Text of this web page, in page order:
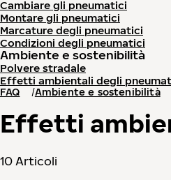
Cambiare gli pneumatici
Montare gli pneumatici
Marcature degli pneumatici
Condizioni degli pneumatici
Ambiente e sostenibilità
Polvere stradale
Effetti ambientali degli
FAQ Ambiente e sostenibilità
Effetti
10 Articoli